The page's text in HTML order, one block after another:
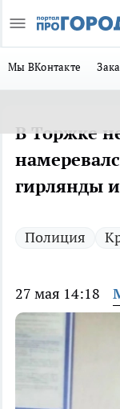
Мы ВКонтакте
В Торжке
гирлянды
Полиция
27 мая 14:18